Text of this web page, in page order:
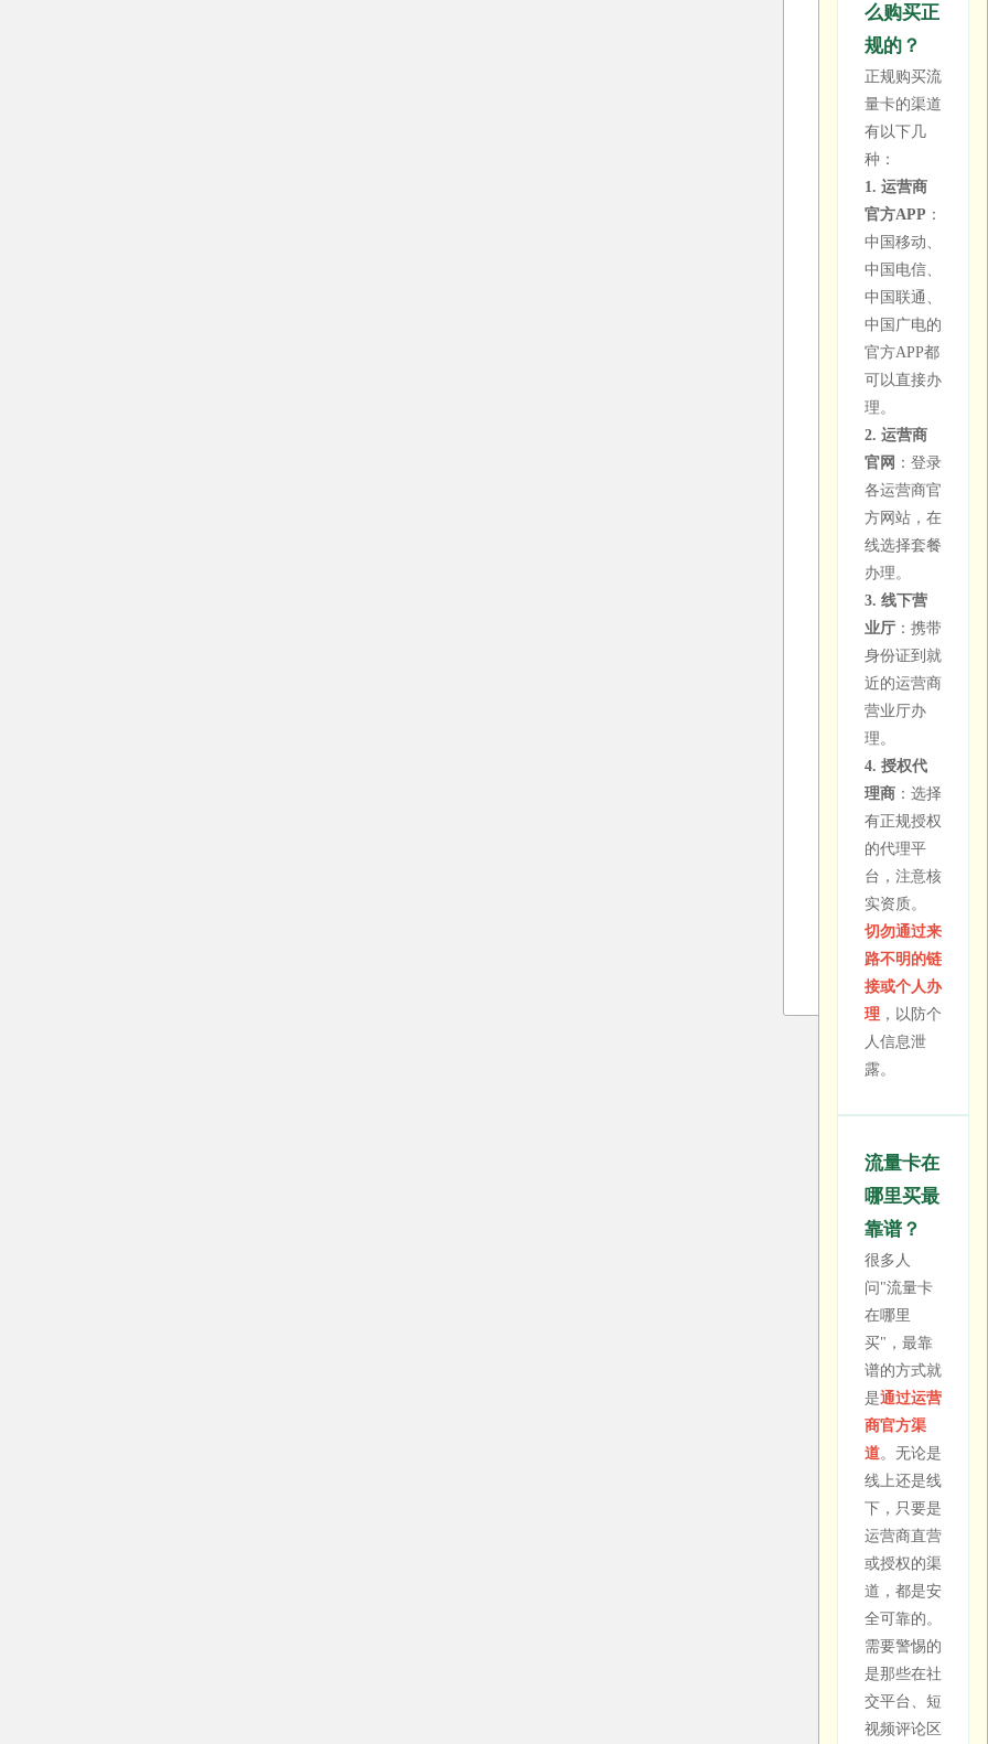
直接断网。
选择套餐
时，请关注
实际的高速
流量额度，
而非"无
限"的噱
头。
如何选择真
正靠谱的流
量卡？
建议选择29
元及以上的
正规套餐，
通过运营商
官方渠道或
授权代理商
办理。重点
关注：①高
速流量的实
际额度；②
套餐的长期
资费（而非
补贴期价
格）；③是
否有合约期
限制；④网
络覆盖和信
号质量。理
性消费，拒
绝贪小便
宜。
全？
在网上购买
电话卡，首
选运营商官
方渠道（官
网、官方
APP、官方
旗舰店）。
其次可以选
择有正规授
权的代理平
台。注意辨
别：正规渠
道不会要求
你提前支付
大额费用，
也不会承诺
不切实际的
超低价格。
办理流量
卡需要注
意什么？
办理前重点
关注以下几
点：①确认
套餐的真实
月租（非补
贴期价
格）；②了
解高速流量
的实际额度
和达量限速
规则；③查
看是否有合
约期及违约
金；④确认
是否支持全
道办理，保
息。
广电流量
卡信号好
不好用？
中国广电作
为第四大运
么购买正
规的？
正规购买流
量卡的渠道
有以下几
种：
1. 运营商
官方APP ：
中国移动、
中国电信、
中国联通、
中国广电的
官方APP都
可以直接办
理。
2. 运营商
官网 ：登录
各运营商官
方网站，在
线选择套餐
办理。
3. 线下营
业厅 ：携带
身份证到就
近的运营商
营业厅办
理。
4. 授权代
理商 ：选择
有正规授权
的代理平
台，注意核
实资质。
切勿通过来
路不明的链
接或个人办
理 ，以防个
人信息泄
露。
流量卡在
哪里买最
靠谱？
很多人
问"流量卡
在哪里
买"，最靠
谱的方式就
是通过运营
商官方渠
道。无论是
线上还是线
下，只要是
运营商直营
或授权的渠
道，都是安
全可靠的。
需要警惕的
是那些在社
交平台、短
视频评论区